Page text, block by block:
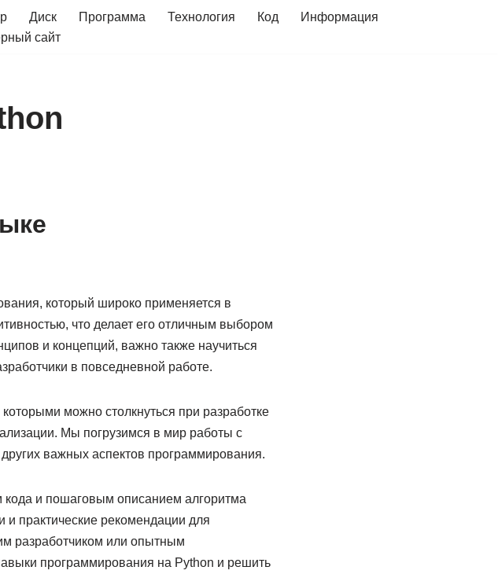
Диск Программа Технология Код
Информация
сайт
который широко применяется в
что делает его отличным выбором
и концепций, важно также научиться
в повседневной работе.
можно столкнуться при разработке
Мы погрузимся в мир работы с
важных аспектов программирования.
кода и пошаговым описанием алгоритма
практические рекомендации для
разработчиком или опытным
программирования на Python и решить